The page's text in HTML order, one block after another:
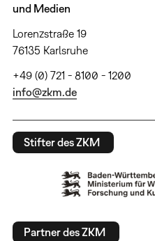
und Medien
Lorenzstraße 19
76135 Karlsruhe
+49 (0) 721 - 8100 - 1200
info@zkm.de
Stifter des ZKM
Partner des ZKM